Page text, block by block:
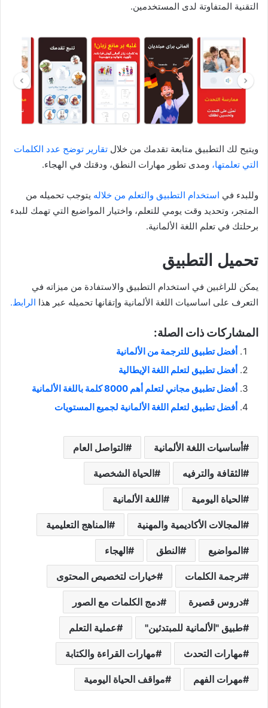
التقنية المتفاوتة لدى المستخدمين.
ويتيح لك التطبيق متابعة تقدمك من خلال تقارير توضح عدد الكلمات
التي تعلمتها، ومدى تطور مهارات النطق، ودقتك في الهجاء.
وللبدء في استخدام التطبيق والتعلم من خلاله يتوجب تحميله من
المتجر، وتحديد وقت يومي للتعلم، واختيار المواضيع التي تهمك للبدء
برحلتك في تعلم اللغة الألمانية.
تحميل التطبيق
يمكن للراغبين في استخدام التطبيق والاستفادة من ميزاته في
التعرف على اساسيات اللغة الألمانية وإتقانها تحميله عبر هذا الرابط.
المشاركات ذات الصلة:
أفضل تطبيق للترجمة من الألمانية
أفضل تطبيق لتعلم اللغة الإيطالية
أفضل تطبيق مجاني لتعلم أهم 8000 كلمة باللغة الألمانية
أفضل تطبيق لتعلم اللغة الألمانية لجميع المستويات
أساسيات اللغة الألمانية التواصل العام
الثقافة والترفيه الحياة الشخصية
الحياة اليومية اللغة الألمانية
المجالات الأكاديمية والمهنية المناهج التعليمية
المواضيع النطق الهجاء
ترجمة الكلمات خيارات لتخصيص المحتوى
دروس قصيرة دمج الكلمات مع الصور
طبيق "الألمانية للمبتدئين" عملية التعلم
مهارات التحدث مهارات القراءة والكتابة
مهرات الفهم مواقف الحياة اليومية